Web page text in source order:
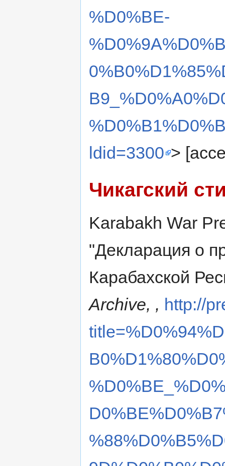
%D0%BE-
ldid=3300 >
Чикагский
Karabakh War
"Декларация о
Карабахской
Archive, , http://